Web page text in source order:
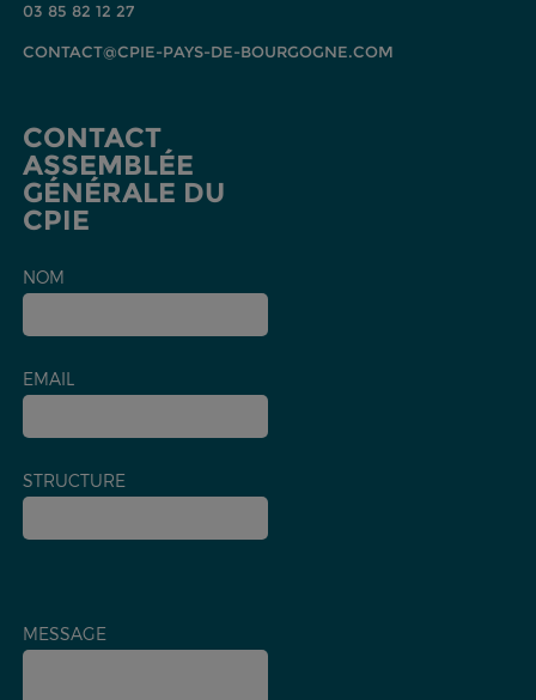
03 85 82 12 27
CONTACT@CPIE-PAYS-DE-BOURGOGNE.COM
CONTACT
ASSEMBLÉE
GÉNÉRALE DU
CPIE
NOM
EMAIL
STRUCTURE
MESSAGE